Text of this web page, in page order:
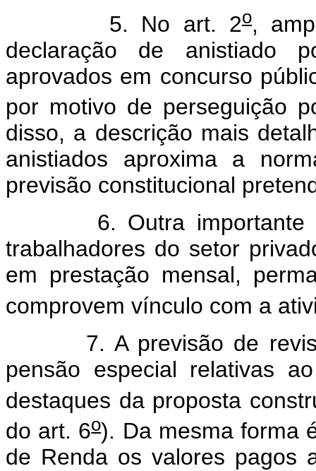
5. No art. 2o,
declaração de anistiado
aprovados em concurso
por motivo de perseguição
disso, a descrição mais
anistiados aproxima a
previsão constitucional
6. Outra importante
trabalhadores do setor
em prestação mensal,
comprovem vínculo com a
7. A previsão de
pensão especial relativas
destaques da proposta
do art. 6o). Da mesma forma
de Renda os valores pagos